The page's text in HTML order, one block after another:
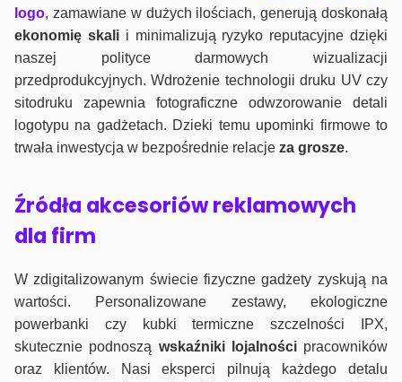
logo, zamawiane w dużych ilościach, generują doskonałą
ekonomię skalii minimalizują ryzyko reputacyjne dzięki
naszej polityce darmowych wizualizacji
przedprodukcyjnych. Wdrożenie technologii druku UV czy
sitodruku zapewnia fotograficzne odwzorowanie detali
logotypu na gadżetach. Dzieki temu upominki firmowe to
trwała inwestycja w bezpośrednie relacje za grosze.
Źródła akcesoriów reklamowych
dla firm
W zdigitalizowanym świecie fizyczne gadżety zyskują na
wartości. Personalizowane zestawy, ekologiczne
powerbanki czy kubki termiczne szczelności IPX,
skutecznie podnoszą wskaźniki lojalnościpracowników
oraz klientów. Nasi eksperci pilnują każdego detalu